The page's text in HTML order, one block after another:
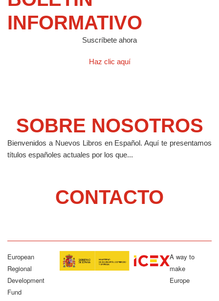
INFORMATIVO
Suscríbete ahora
Haz clic aquí
SOBRE NOSOTROS
Bienvenidos a Nuevos Libros en Español.Aquí te presentamos
títulos españoles actuales por los que...
CONTACTO
European
Regional
Development
Fund
A way to
make
Europe